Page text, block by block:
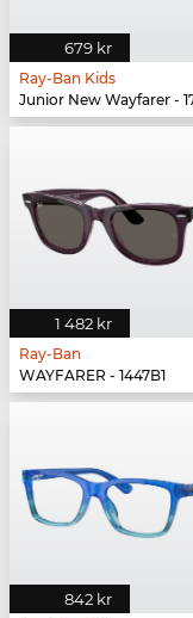
679 kr
Ray-Ban Kids
Junior New Wayfarer -
1 482 kr
Ray-Ban
WAYFARER - 1447B1
842 kr